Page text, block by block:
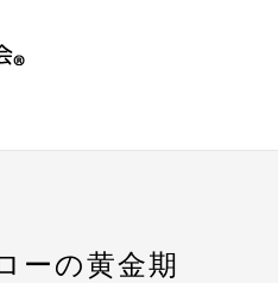
ーの黄金期